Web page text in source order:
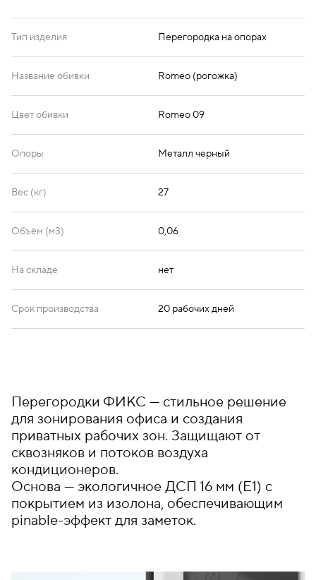
Тип изделия Перегородка на опорах
Название обивки Romeo (рогожка)
Цвет обивки Romeo 09
Опоры Металл черный
Вес (кг) 27
Объём (м3) 0,06
На складе нет
Срок производства 20 рабочих дней
Перегородки ФИКС — стильное решение
для зонирования офиса и создания
приватных рабочих зон. Защищают от
сквозняков и потоков воздуха
кондиционеров.
Основа — экологичное ДСП 16 мм (E1) с
покрытием из изолона, обеспечивающим
pinable-эффект для заметок.